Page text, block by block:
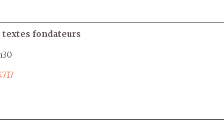
textes fondateurs